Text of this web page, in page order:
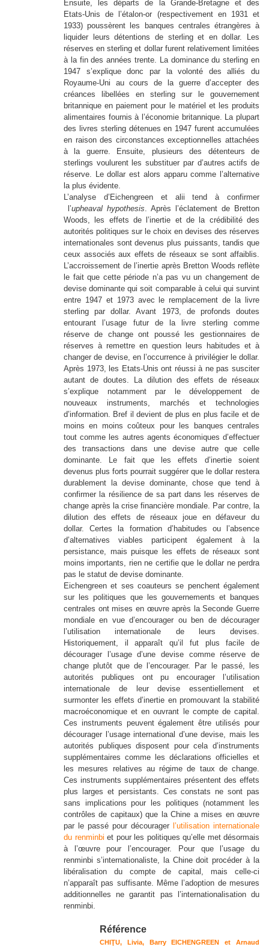
Ensuite, les départs de la Grande-Bretagne et des
Etats-Unis de l’étalon-or (respectivement en 1931 et
1933) poussèrent les banques centrales étrangères à
liquider leurs détentions de sterling et en dollar. Les
réserves en sterling et dollar furent relativement limitées
à la fin des années trente. La dominance du sterling en
1947 s’explique donc par la volonté des alliés du
Royaume-Uni au cours de la guerre d’accepter des
créances libellées en sterling sur le gouvernement
britannique en paiement pour le matériel et les produits
alimentaires fournis à l’économie britannique. La plupart
des livres sterling détenues en 1947 furent accumulées
en raison des circonstances exceptionnelles attachées
à la guerre. Ensuite, plusieurs des détenteurs de
sterlings voulurent les substituer par d’autres actifs de
réserve. Le dollar est alors apparu comme l’alternative
la plus évidente.
L’analyse d’Eichengreen et alii tend à confirmer
l’upheaval hypothesis. Après l’éclatement de Bretton
Woods, les effets de l’inertie et de la crédibilité des
autorités politiques sur le choix en devises des réserves
internationales sont devenus plus puissants, tandis que
ceux associés aux effets de réseaux se sont affaiblis.
L’accroissement de l’inertie après Bretton Woods reflète
le fait que cette période n’a pas vu un changement de
devise dominante qui soit comparable à celui qui survint
entre 1947 et 1973 avec le remplacement de la livre
sterling par dollar. Avant 1973, de profonds doutes
entourant l’usage futur de la livre sterling comme
réserve de change ont poussé les gestionnaires de
réserves à remettre en question leurs habitudes et à
changer de devise, en l’occurrence à privilégier le dollar.
Après 1973, les Etats-Unis ont réussi à ne pas susciter
autant de doutes. La dilution des effets de réseaux
s’explique notamment par le développement de
nouveaux instruments, marchés et technologies
d’information. Bref il devient de plus en plus facile et de
moins en moins coûteux pour les banques centrales
tout comme les autres agents économiques d’effectuer
des transactions dans une devise autre que celle
dominante. Le fait que les effets d’inertie soient
devenus plus forts pourrait suggérer que le dollar restera
durablement la devise dominante, chose que tend à
confirmer la résilience de sa part dans les réserves de
change après la crise financière mondiale. Par contre, la
dilution des effets de réseaux joue en défaveur du
dollar. Certes la formation d’habitudes ou l’absence
d’alternatives viables participent également à la
persistance, mais puisque les effets de réseaux sont
moins importants, rien ne certifie que le dollar ne perdra
pas le statut de devise dominante.
Eichengreen et ses coauteurs se penchent également
sur les politiques que les gouvernements et banques
centrales ont mises en œuvre après la Seconde Guerre
mondiale en vue d’encourager ou ben de décourager
l’utilisation internationale de leurs devises.
Historiquement, il apparaît qu’il fut plus facile de
décourager l’usage d’une devise comme réserve de
change plutôt que de l’encourager. Par le passé, les
autorités publiques ont pu encourager l’utilisation
internationale de leur devise essentiellement et
surmonter les effets d’inertie en promouvant la stabilité
macroéconomique et en ouvrant le compte de capital.
Ces instruments peuvent également être utilisés pour
décourager l’usage international d’une devise, mais les
autorités publiques disposent pour cela d’instruments
supplémentaires comme les déclarations officielles et
les mesures relatives au régime de taux de change.
Ces instruments supplémentaires présentent des effets
plus larges et persistants. Ces constats ne sont pas
sans implications pour les politiques (notamment les
contrôles de capitaux) que la Chine a mises en œuvre
par le passé pour décourager l’utilisation internationale
du renminbi et pour les politiques qu’elle met désormais
à l’œuvre pour l’encourager. Pour que l’usage du
renminbi s’internationaliste, la Chine doit procéder à la
libéralisation du compte de capital, mais celle-ci
n’apparaît pas suffisante. Même l’adoption de mesures
additionnelles ne garantit pas l’internationalisation du
renminbi.
Référence
CHIŢU, Livia, Barry EICHENGREEN et Arnaud